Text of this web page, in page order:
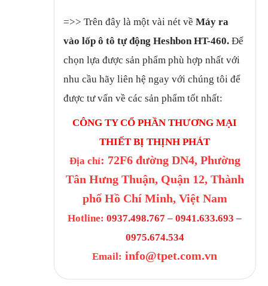
=>> Trên đây là một vài nét về Máy ra
vào lốp ô tô tự động Heshbon HT-460.Để
chọn lựa được sản phẩm phù hợp nhất với
nhu cầu hãy liên hệ ngay với chúng tôi để
được tư vấn về các sản phẩm tốt nhất:
CÔNG TY CỔ PHẦN THƯƠNG MẠI
THIẾT BỊ THỊNH PHÁT
Địa chỉ: 72F6 đường DN4, Phường
Tân Hưng Thuận, Quận 12, Thành
phố Hồ Chí Minh, Việt Nam
Hotline: 0937.498.767 – 0941.633.693 –
0975.674.534
Email: info@tpet.com.vn